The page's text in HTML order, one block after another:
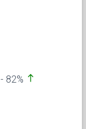
- 82% north